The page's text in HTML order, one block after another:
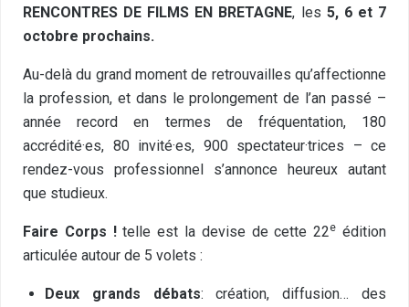
RENCONTRES DE FILMS EN BRETAGNE, les 5, 6 et 7
octobre prochains.
Au-delà du grand moment de retrouvailles qu’affectionne
la profession, et dans le prolongement de l’an passé –
année record en termes de fréquentation, 180
accrédité·es, 80 invité·es, 900 spectateur·trices – ce
rendez-vous professionnel s’annonce heureux autant
que studieux.
Faire Corps !telle est la devise de cette 22e édition
articulée autour de 5 volets :
Deux grands débats: création, diffusion… des